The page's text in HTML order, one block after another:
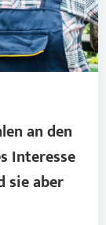
an den
Interesse
sie aber